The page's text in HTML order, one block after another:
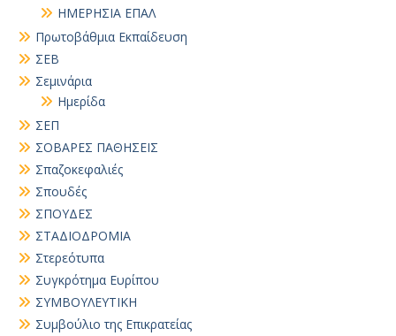
ΗΜΕΡΗΣΙΑ ΕΠΑΛ
Πρωτοβάθμια Εκπαίδευση
ΣΕΒ
Σεμινάρια
Ημερίδα
ΣΕΠ
ΣΟΒΑΡΕΣ ΠΑΘΗΣΕΙΣ
Σπαζοκεφαλιές
Σπουδές
ΣΠΟΥΔΕΣ
ΣΤΑΔΙΟΔΡΟΜΙΑ
Στερεότυπα
Συγκρότημα Ευρίπου
ΣΥΜΒΟΥΛΕΥΤΙΚΗ
Συμβούλιο της Επικρατείας